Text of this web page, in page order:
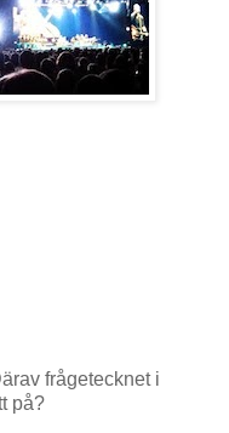
frågetecknet i
på?